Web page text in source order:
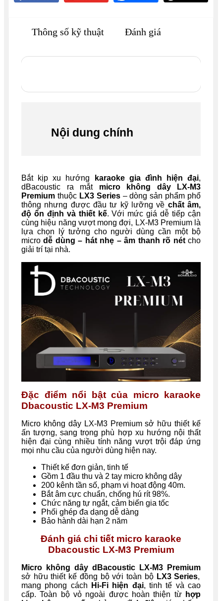
Thông số kỹ thuật Đánh giá
Nội dung chính
Bắt kịp xu hướng karaoke gia đình hiện đại,
dBacoustic ra mắt micro không dây LX-M3
Premium thuộc LX3 Series– dòng sản phẩm phổ
thông nhưng được đầu tư kỹ lưỡng về chất âm,
độ ổn định và thiết kế. Với mức giá dễ tiếp cận
cùng hiệu năng vượt mong đợi, LX-M3 Premium là
lựa chọn lý tưởng cho người dùng cần một bộ
microdễ dùng – hát nhẹ – âm thanh rõ nétcho
giải trí tại nhà.
Đặc điểm nổi bật của micro karaoke
Dbacoustic LX-M3 Premium
Micro không dây LX-M3 Premium sở hữu thiết kế
ấn tượng, sang trọng phù hợp xu hướng nội thất
hiện đại cùng nhiều tính năng vượt trội đáp ứng
mọi nhu cầu của người dùng hiện nay.
Thiết kế đơn giản, tinh tế
Gồm 1 đầu thu và 2 tay micro không dây
200 kênh tần số, phạm vi hoạt động 40m.
Bắt âm cực chuẩn, chống hú rít 98%.
Chức năng tự ngắt, cảm biến gia tốc
Phối ghép đa dạng dễ dàng
Bảo hành dài hạn 2 năm
Đánh giá chi tiết micro karaoke
Dbacoustic LX-M3 Premium
Micro không dây dBacoustic LX-M3 Premium
sở hữu thiết kế đồng bộ với toàn bộ LX3 Series,
mang phong cách
Hi-Fi hiện đại, tinh tế và cao
cấp. Toàn bộ vỏ ngoài được hoàn thiện từ hợp